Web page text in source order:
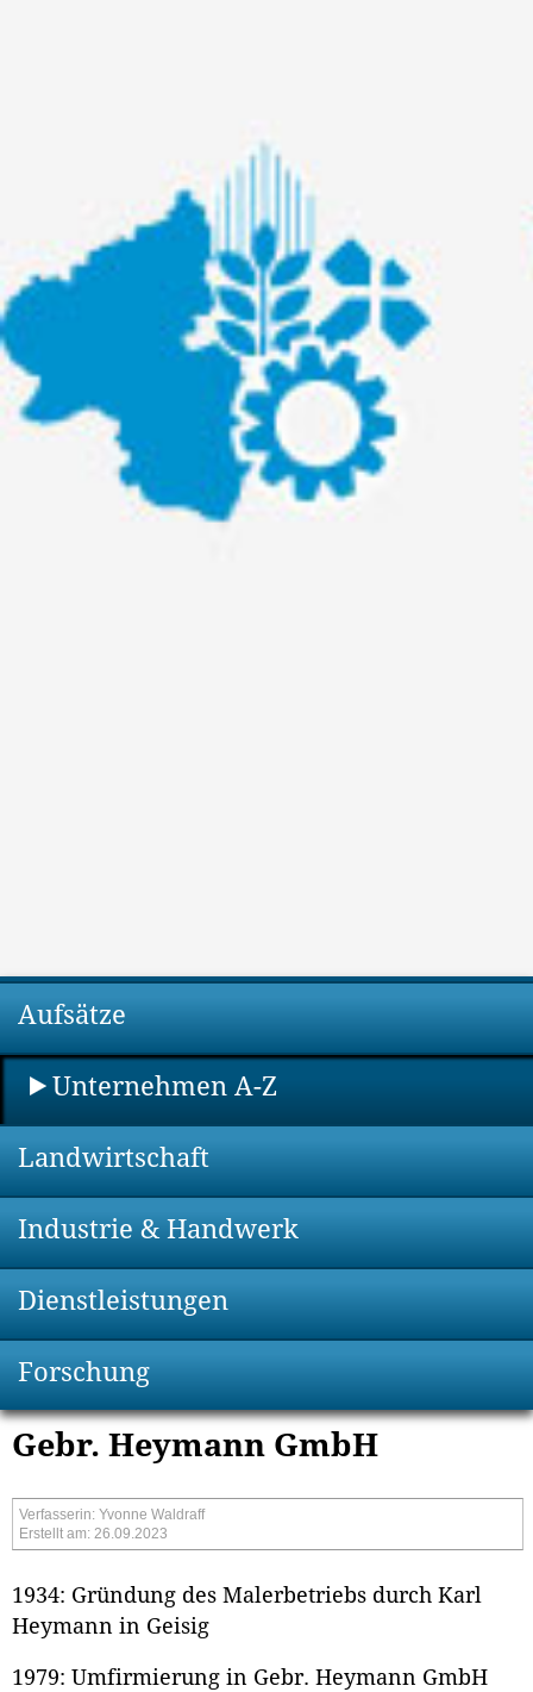
Aufsätze
Unternehmen A-Z
Landwirtschaft
Industrie & Handwerk
Dienstleistungen
Forschung
Gebr. Heymann GmbH
Verfasserin: Yvonne Waldraff
Erstellt am: 26.09.2023
1934: Gründung des Malerbetriebs durch Karl
Heymann in Geisig
1979: Umfirmierung in Gebr. Heymann GmbH